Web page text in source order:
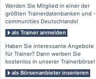
Werden Sie Mitglied in einer der
größten Trainerdatenbanken und -
communities Deutschlands!
als Trainer anmelden
Haben Sie interessante Angebote
für Trainer? Dann werben Sie
kostenlos in unserer Trainerbörse!
als Börsenanbieter inserieren